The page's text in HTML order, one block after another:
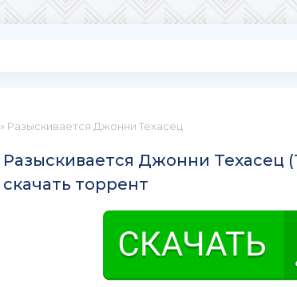
» Разыскивается Джонни Техасец
Разыскивается Джонни Техасец
скачать торрент